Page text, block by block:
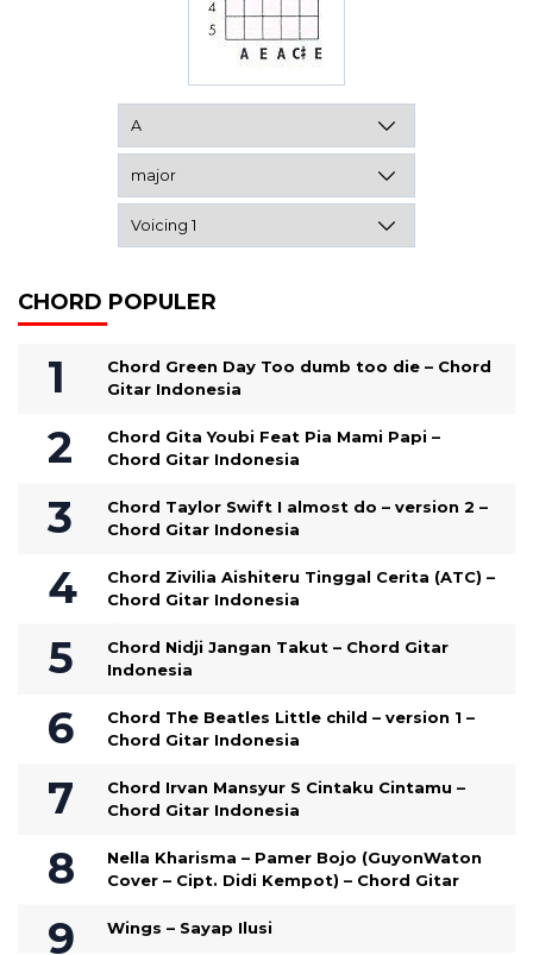
CHORD POPULER
Chord Green Day Too dumb too die – Chord
Gitar Indonesia
Chord Gita Youbi Feat Pia Mami Papi –
Chord Gitar Indonesia
Chord Taylor Swift I almost do – version 2 –
Chord Gitar Indonesia
Chord Zivilia Aishiteru Tinggal Cerita (ATC) –
Chord Gitar Indonesia
Chord Nidji Jangan Takut – Chord Gitar
Indonesia
Chord The Beatles Little child – version 1 –
Chord Gitar Indonesia
Chord Irvan Mansyur S Cintaku Cintamu –
Chord Gitar Indonesia
Nella Kharisma – Pamer Bojo (GuyonWaton
Cover – Cipt. Didi Kempot) – Chord Gitar
Wings – Sayap Ilusi